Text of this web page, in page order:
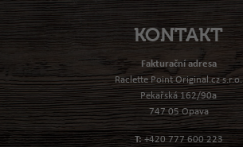
KONTAKT
Fakturační adresa
Raclette Point Original.cz s.r.o.
Pekařská 162/90a
747 05 Opava
T:+420 777 600 223